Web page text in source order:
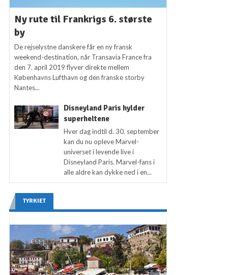
Ny rute til Frankrigs 6. største
by
De rejselystne danskere får en ny fransk
weekend-destination, når Transavia France fra
den 7. april 2019 flyver direkte mellem
Københavns Lufthavn og den franske storby
Nantes...
Disneyland Paris hylder
superheltene
Hver dag indtil d. 30. september
kan du nu opleve Marvel-
universet i levende live i
Disneyland Paris. Marvel-fans i
alle aldre kan dykke ned i en...
TYRKIET